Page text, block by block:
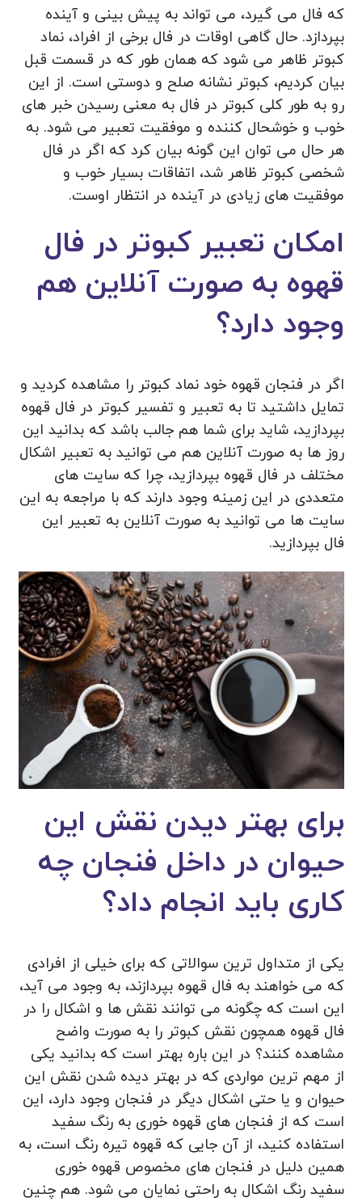
که فال می گیرد، می تواند به پیش بینی و آینده
بپردازد. حال گاهی اوقات در فال برخی از افراد، نماد
کبوتر ظاهر می شود که همان طور که در قسمت قبل
بیان کردیم، کبوتر نشانه صلح و دوستی است. از این
رو به طور کلی کبوتر در فال به معنی رسیدن خبر های
خوب و خوشحال کننده و موفقیت تعبیر می شود. به
هر حال می توان این گونه بیان کرد که اگر در فال
شخصی کبوتر ظاهر شد، اتفاقات بسیار خوب و
موفقیت های زیادی در آینده در انتظار اوست.
امکان تعبیر کبوتر در فال
قهوه به صورت آنلاین هم
وجود دارد؟
اگر در فنجان قهوه خود نماد کبوتر را مشاهده کردید و
تمایل داشتید تا به تعبیر و تفسیر کبوتر در فال قهوه
بپردازید، شاید برای شما هم جالب باشد که بدانید این
روز ها به صورت آنلاین هم می‌ توانید به تعبیر اشکال
مختلف در فال قهوه بپردازید، چرا که سایت های
متعددی در این زمینه وجود دارند که با مراجعه به این
سایت ها می توانید به صورت آنلاین به تعبیر این
فال بپردازید.
برای بهتر دیدن نقش این
حیوان در داخل فنجان چه
کاری باید انجام داد؟
یکی از متداول ترین سوالاتی که برای خیلی از افرادی
که می خواهند به فال قهوه بپردازند، به وجود می آید،
این است که چگونه می توانند نقش ها و اشکال را در
فال قهوه همچون نقش کبوتر را به صورت واضح
مشاهده کنند؟ در این باره بهتر است که بدانید یکی
از مهم ترین مواردی که در بهتر دیده شدن نقش این
حیوان و یا حتی اشکال دیگر در فنجان وجود دارد، این
است که از فنجان های قهوه خوری به رنگ سفید
استفاده کنید، از آن جایی که قهوه تیره رنگ است، به
همین دلیل در فنجان های مخصوص قهوه خوری
سفید رنگ اشکال به راحتی نمایان می ‌شود. هم چنین